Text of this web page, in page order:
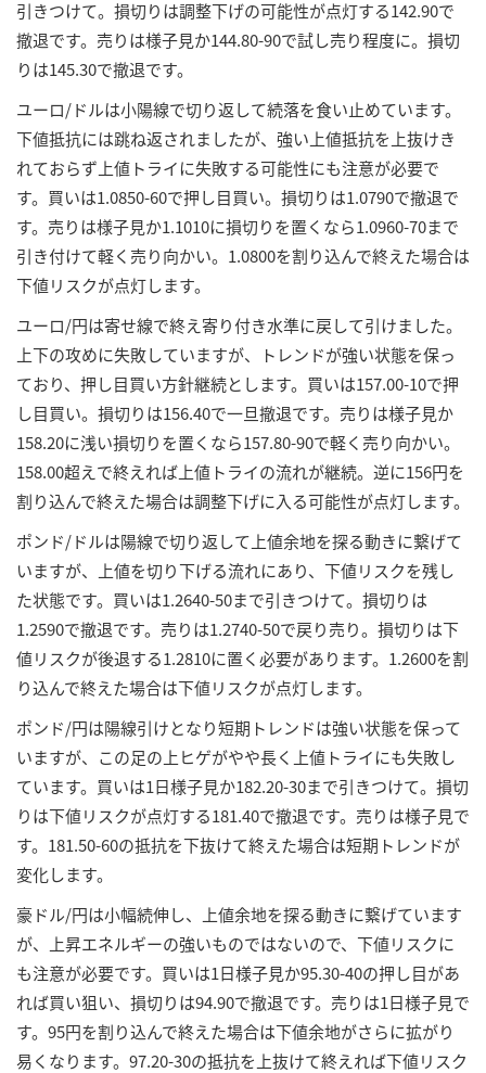
引きつけて。損切りは調整下げの可能性が点灯する142.90で
撤退です。売りは様子見か144.80-90で試し売り程度に。損切
りは145.30で撤退です。
ユーロ/ドルは小陽線で切り返して続落を食い止めています。
下値抵抗には跳ね返されましたが、強い上値抵抗を上抜けき
れておらず上値トライに失敗する可能性にも注意が必要で
す。買いは1.0850-60で押し目買い。損切りは1.0790で撤退で
す。売りは様子見か1.1010に損切りを置くなら1.0960-70まで
引き付けて軽く売り向かい。1.0800を割り込んで終えた場合は
下値リスクが点灯します。
ユーロ/円は寄せ線で終え寄り付き水準に戻して引けました。
上下の攻めに失敗していますが、トレンドが強い状態を保っ
ており、押し目買い方針継続とします。買いは157.00-10で押
し目買い。損切りは156.40で一旦撤退です。売りは様子見か
158.20に浅い損切りを置くなら157.80-90で軽く売り向かい。
158.00超えで終えれば上値トライの流れが継続。逆に156円を
割り込んで終えた場合は調整下げに入る可能性が点灯します。
ポンド/ドルは陽線で切り返して上値余地を探る動きに繋げて
いますが、上値を切り下げる流れにあり、下値リスクを残し
た状態です。買いは1.2640-50まで引きつけて。損切りは
1.2590で撤退です。売りは1.2740-50で戻り売り。損切りは下
値リスクが後退する1.2810に置く必要があります。1.2600を割
り込んで終えた場合は下値リスクが点灯します。
ポンド/円は陽線引けとなり短期トレンドは強い状態を保って
いますが、この足の上ヒゲがやや長く上値トライにも失敗し
ています。買いは1日様子見か182.20-30まで引きつけて。損切
りは下値リスクが点灯する181.40で撤退です。売りは様子見で
す。181.50-60の抵抗を下抜けて終えた場合は短期トレンドが
変化します。
豪ドル/円は小幅続伸し、上値余地を探る動きに繋げています
が、上昇エネルギーの強いものではないので、下値リスクに
も注意が必要です。買いは1日様子見か95.30-40の押し目があ
れば買い狙い、損切りは94.90で撤退です。売りは1日様子見で
す。95円を割り込んで終えた場合は下値余地がさらに拡がり
易くなります。97.20-30の抵抗を上抜けて終えれば下値リスク